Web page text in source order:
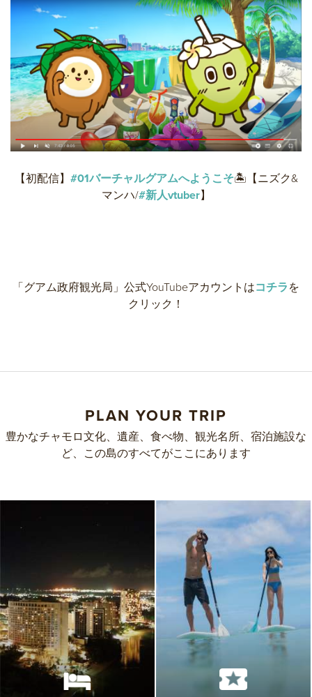
【初配信】 #01バーチャルグアムへようこそ🏝️【ニズク&
マンハ/#新人vtuber】
「グアム政府観光局」公式YouTubeアカウントはコチラを
クリック！
PLAN YOUR TRIP
豊かなチャモロ文化、遺産、食べ物、観光名所、宿泊施設な
ど、この島のすべてがここにあります